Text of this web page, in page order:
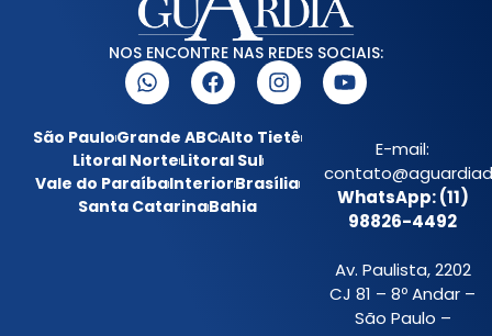
NOS ENCONTRE NAS REDES SOCIAIS:
São PauloGrande ABCAlto Tietê
Litoral NorteLitoral Sul
Vale do ParaíbaInteriorBrasília
Santa CatarinaBahia
E-mail:
WhatsApp: (11)
98826-4492
Av. Paulista, 2202
CJ 81 – 8º Andar –
São Paulo –